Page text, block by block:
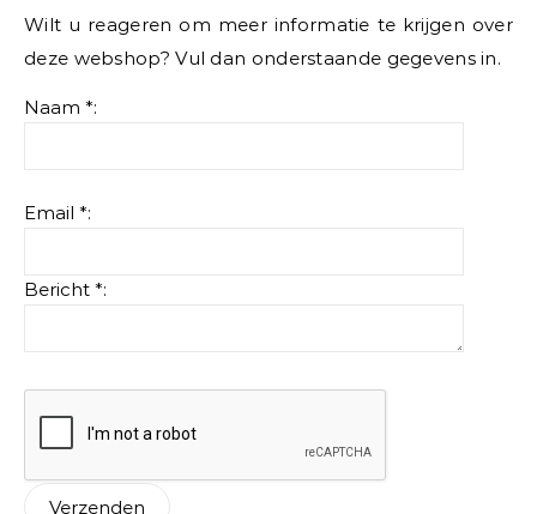
Wilt u reageren om meer informatie te krijgen over
deze webshop? Vul dan onderstaande gegevens in.
Naam *:
Email *:
Bericht *: